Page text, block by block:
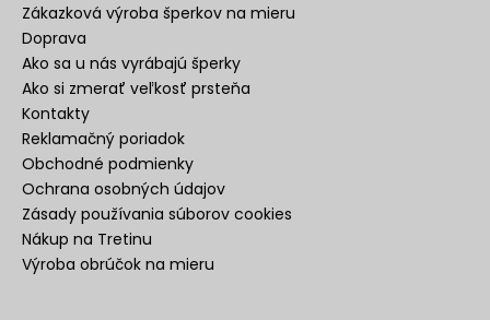
Zákazková výroba šperkov na mieru
Doprava
Ako sa u nás vyrábajú šperky
Ako si zmerať veľkosť prsteňa
Kontakty
Reklamačný poriadok
Obchodné podmienky
Ochrana osobných údajov
Zásady používania súborov cookies
Nákup na Tretinu
Výroba obrúčok na mieru